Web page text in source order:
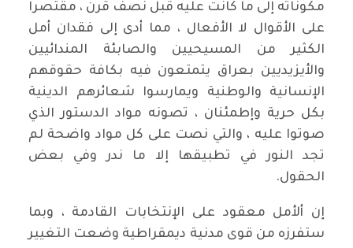
مكوناته إلى ما كانت عليه قبل نصف قرن ، مقتصرا
على الأقوال لا اﻷفعال ، مما أدى إلى فقدان أمل
الكثير من المسيحيين والصابئة المندائيين
والأيزيديين بعراق يتمتعون فيه بكافة حقوقهم
الإنسانية والوطنية ويمارسوا شعائرهم الدينية
بكل حرية وإطمئنان ، تصونه مواد الدستور الذي
صوتوا عليه ، والتي نصت على كل مواد واضحة لم
تجد النور في تطبيقها إلا ما ندر وفي بعض
الحقول.
إن ألأمل معقود على اﻹنتخابات القادمة ، وبما
ستفرزه من قوى مدنية ديمقراطية وضعت التغيير